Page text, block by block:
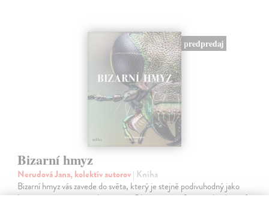
predpredaj
Bizarní hmyz
Nerudová Jana, kolektív autorov| Kniha
Bizarní hmyz vás zavede do světa, který je stejně podivuhodný jako